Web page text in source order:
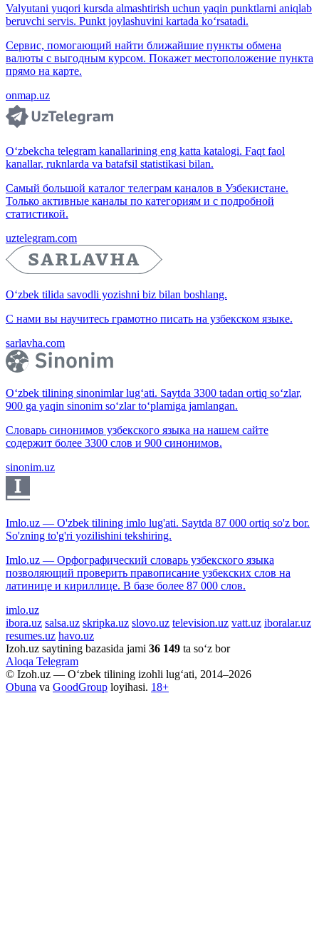
Valyutani yuqori kursda almashtirish uchun yaqin punktlarni aniqlab
beruvchi servis. Punkt joylashuvini kartada ko‘rsatadi.
Сервис, помогающий найти ближайшие пункты обмена
валюты с выгодным курсом. Покажет местоположение пункта
прямо на карте.
onmap.uz
O‘zbekcha telegram kanallarining eng katta katalogi. Faqt faol
kanallar, ruknlarda va batafsil statistikasi bilan.
Самый большой каталог телеграм каналов в Узбекистане.
Только активные каналы по категориям и с подробной
статистикой.
uztelegram.com
O‘zbek tilida savodli yozishni biz bilan boshlang.
С нами вы научитесь грамотно писать на узбекском языке.
sarlavha.com
O‘zbek tilining sinonimlar lug‘ati. Saytda 3300 tadan ortiq so‘zlar,
900 ga yaqin sinonim so‘zlar to‘plamiga jamlangan.
Словарь синонимов узбекского языка на нашем сайте
содержит более 3300 слов и 900 синонимов.
sinonim.uz
Imlo.uz — O'zbek tilining imlo lug'ati. Saytda 87 000 ortiq so'z bor.
So'zning to'g'ri yozilishini tekshiring.
Imlo.uz — Орфографический словарь узбекского языка
позволяющий проверить правописание узбекских слов на
латинице и кириллице. В базе более 87 000 слов.
imlo.uz
ibora.uz salsa.uz skripka.uz slovo.uz television.uz vatt.uz iboralar.uz
resumes.uz havo.uz
Izoh.uz saytining bazasida jami 36 149 ta so‘z bor
Aloqa Telegram
© Izoh.uz — O‘zbek tilining izohli lug‘ati, 2014–2026
Obuna va GoodGroup loyihasi. 18+